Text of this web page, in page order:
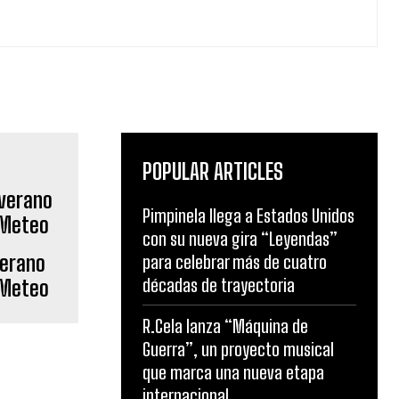
POPULAR ARTICLES
Pimpinela llega a Estados Unidos
con su nueva gira “Leyendas”
para celebrar más de cuatro
décadas de trayectoria
R.Cela lanza “Máquina de
Guerra”, un proyecto musical
que marca una nueva etapa